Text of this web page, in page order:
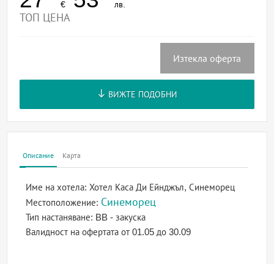
€ лв.
ТОП ЦЕНА
Изтекла оферта
ВИЖТЕ ПОДОБНИ
Описание Карта
Име на хотела: Хотел Каса Ди Ейнджъл, Синеморец
Местоположение: Синеморец
Тип настаняване: BB - закуска
Валидност на офертатаот 01.05 до 30.09